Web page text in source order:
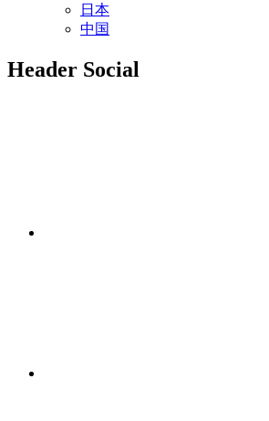
日本
中国
Header Social